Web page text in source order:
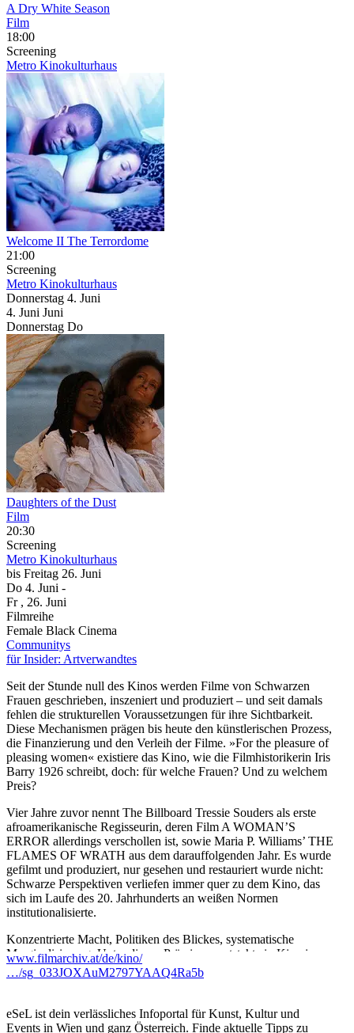
A Dry White Season
Film
18:00
Screening
Metro Kinokulturhaus
Welcome II The Terrordome
21:00
Screening
Metro Kinokulturhaus
Donnerstag 4. Juni
4. Juni Juni
Donnerstag Do
Daughters of the Dust
Film
20:30
Screening
Metro Kinokulturhaus
bis Freitag 26. Juni
Do 4. Juni -
Fr , 26. Juni
Filmreihe
Female Black Cinema
Communitys
für Insider: Artverwandtes
Seit der Stunde null des Kinos werden Filme von Schwarzen
Frauen geschrieben, inszeniert und produziert – und seit damals
fehlen die strukturellen Voraussetzungen für ihre Sichtbarkeit.
Diese Mechanismen prägen bis heute den künstlerischen Prozess,
die Finanzierung und den Verleih der Filme. »For the pleasure of
pleasing women« existiere das Kino, wie die Filmhistorikerin Iris
Barry 1926 schreibt, doch: für welche Frauen? Und zu welchem
Preis?
Vier Jahre zuvor nennt The Billboard Tressie Souders als erste
afroamerikanische Regisseurin, deren Film A WOMAN’S
ERROR allerdings verschollen ist, sowie Maria P. Williams’ THE
FLAMES OF WRATH aus dem darauffolgenden Jahr. Es wurde
gefilmt und produziert, nur gesehen und restauriert wurde nicht:
Schwarze Perspektiven verliefen immer quer zu dem Kino, das
sich im Laufe des 20. Jahrhunderts an weißen Normen
institutionalisierte.
Konzentrierte Macht, Politiken des Blickes, systematische
Marginalisierung: Unter diesen Prämissen entsteht ein Kino im
Unsichtbaren. Knapp 70 Jahre braucht es, bis Julie Dash mit
ihrem Debüt-Feature DAUGHTERS OF THE DUST in den
Sarah Maldorors – insbesondere SAMBIZANGA – etablieren die
französische Regisseurin als historische Vorreiterin eines Kinos,
www.filmarchiv.at/de/kino/
…/sg_033JOXAuM2797YAAQ4Ra5b
eSeL ist dein verlässliches Infoportal für Kunst, Kultur und
Events in Wien und ganz Österreich. Finde aktuelle Tipps zu